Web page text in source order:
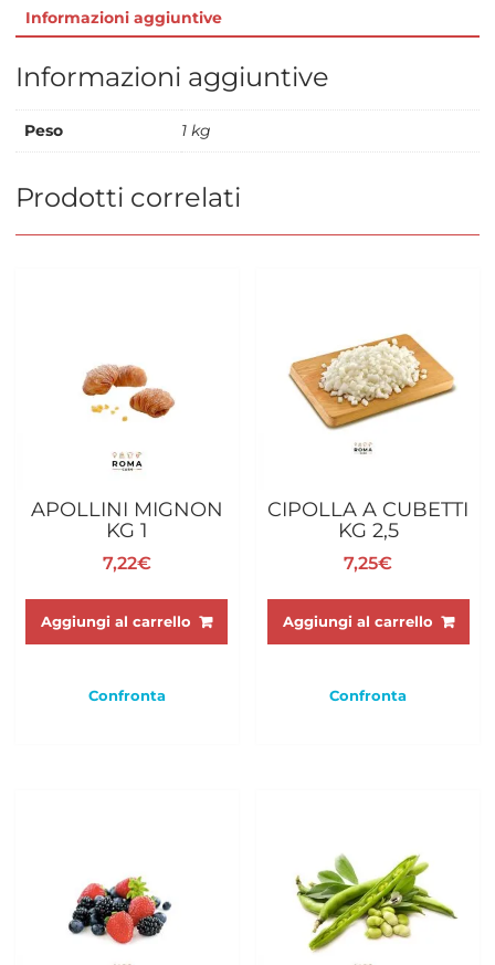
Informazioni aggiuntive
Informazioni aggiuntive
Peso 1 kg
Prodotti correlati
APOLLINI MIGNON
KG 1
7,22€
Aggiungi al carrello
Confronta
CIPOLLA A CUBETTI
KG 2,5
7,25€
Aggiungi al carrello
Confronta